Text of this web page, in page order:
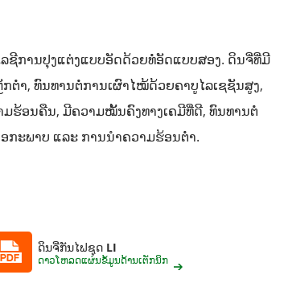
ຊີການປຸງແຕ່ງແບບອັດດ້ວຍທໍ່ອັດແບບສອງ. ດິນຈີ່ທີ່ມີ
ຕ່ຳ, ທົນທານຕໍ່ການເຜົາໄໝ້ດ້ວຍຄາບູໄລເຊຊັນສູງ,
ຮ້ອນຄືນ, ມີຄວາມໝັ້ນຄົງທາງເຄມີທີ່ດີ, ທົນທານຕໍ່
ກະພາບ ແລະ ການນຳຄວາມຮ້ອນຕ່ຳ.
ດິນຈີ່ກັນໄຟຊຸດ LI
ດາວໂຫລດແຜ່ນຂໍ້ມູນດ້ານເຕັກນິກ